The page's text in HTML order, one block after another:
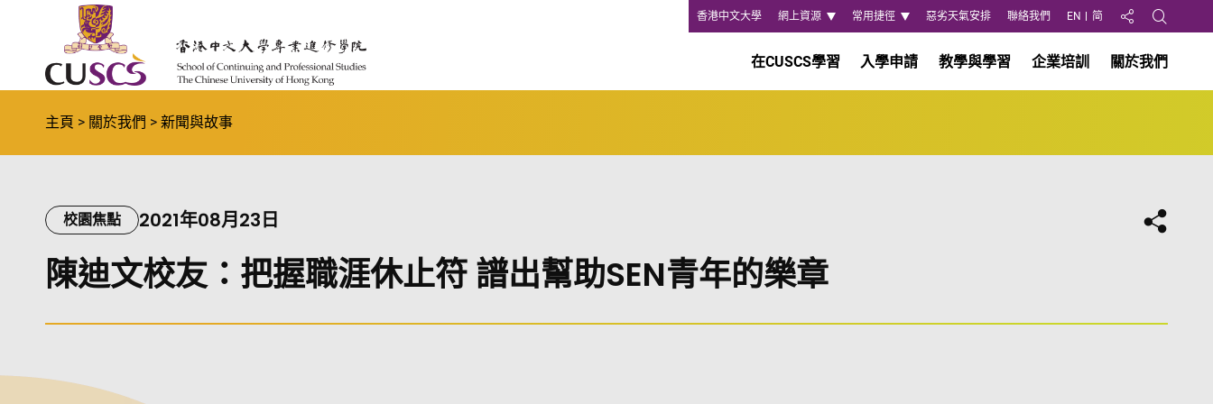
Skip to main content
The Chinese Univeristy of hong Kong 香港中文大學 網上資源 常用捷徑 惡劣天氣安排 聯絡我們 EN 简
分享至 Open
在CUSCS學習 入學申請 教學與學習 企業培訓 關於我們
主頁 關於我們 新聞與故事
校園焦點 2021年08月23日 分享
陳迪文校友：把握職涯休止符 譜出幫助SEN青年的樂章